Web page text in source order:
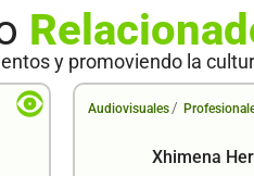
y promoviendo la
Audiovisuales /
Xhimena